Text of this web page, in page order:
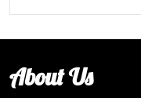
About Us